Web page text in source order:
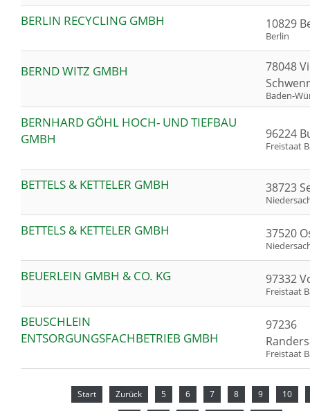
BERLIN RECYCLING GMBH 10829
Berlin
BERND WITZ GMBH
78048
Baden-
BERNHARD GÖHL HOCH- UND TIEFBAU
GMBH
96224
Freistaat
BETTELS & KETTELER GMBH 38723
BETTELS & KETTELER GMBH 37520
BEUERLEIN GMBH & CO. KG 97332
Freistaat
BEUSCHLEIN
ENTSORGUNGSFACHBETRIEB GMBH
97236
Freistaat
Start Zurück 5 6 7 8 9 10